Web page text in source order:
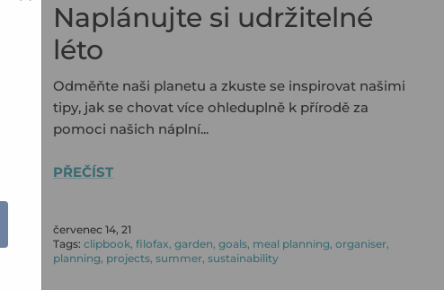
Naplánujte si udržitelné
léto
Odměňte naši planetu a zkuste se inspirovat našimi
tipy, jak se chovat více ohleduplně k přírodě za
pomoci našich náplní...
PŘEČÍST
červenec 14, 21
Tags: clipbook filofax garden goals meal planning organiser
planning projects summer sustainability